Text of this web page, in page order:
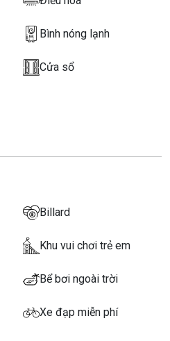
Bình nóng lạnh
Cửa sổ
Billard
Khu vui chơi trẻ em
Bể bơi ngoài trời
Xe đạp miễn phí